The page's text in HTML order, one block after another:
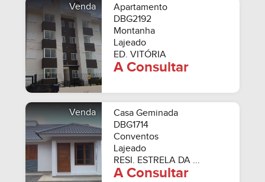
Venda
Apartamento
DBG2192
Montanha
Lajeado
ED. VITÓRIA
A Consultar
Venda
Casa Geminada
DBG1714
Conventos
Lajeado
RESI. ESTRELA DA ...
A Consultar